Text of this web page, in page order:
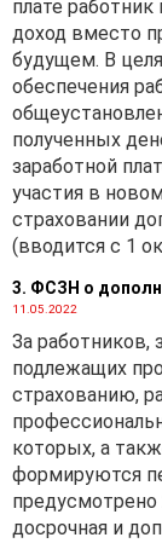
плате
доход вместо
будущем. В
обеспечения
полученных
заработной
участия в
страховании
(вводится с 1
3. ФСЗН о
11.05.2022
За работников,
подлежащих
страхованию,
которых, а
формируются
досрочная и